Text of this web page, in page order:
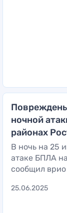
ночной
районах
В ночь на 25
атаке БПЛА
сообщил врио
25.06.2025